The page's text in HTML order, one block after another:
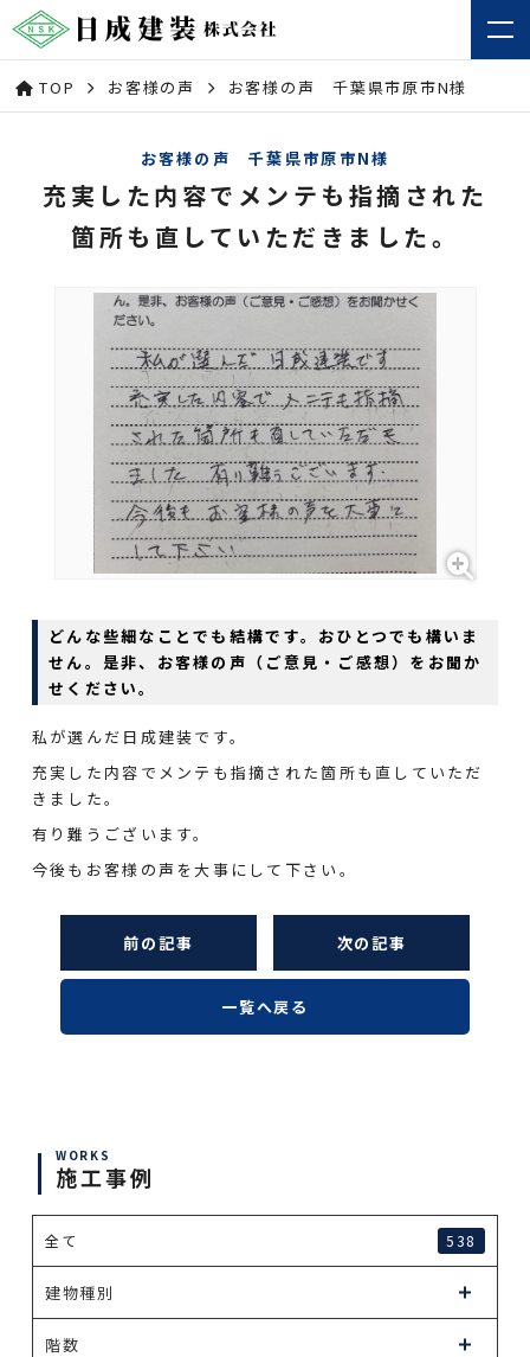
TOP お客様の声 お客様の声 千葉県市原市N様
お客様の声 千葉県市原市N様
充実した内容でメンテも指摘された
箇所も直していただきました。
どんな些細なことでも結構です。おひとつでも構いま
せん。是非、お客様の声（ご意見・ご感想）をお聞か
せください。
私が選んだ日成建装です。
充実した内容でメンテも指摘された箇所も直していただ
きました。
有り難うございます。
今後もお客様の声を大事にして下さい。
前の記事 次の記事
一覧へ戻る
WORKS
施工事例
全て 538
建物種別
階数